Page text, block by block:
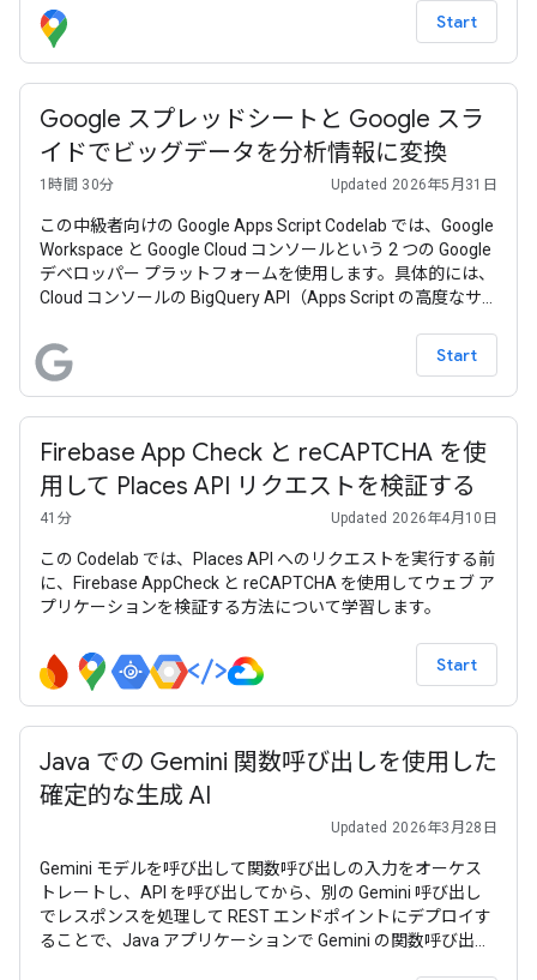
Start
Google スプレッドシートと Google スラ
イドでビッグデータを分析情報に変換
1時間 30分 Updated 2026年5月31日
この中級者向けの Google Apps Script Codelab では、Google
Workspace と Google Cloud コンソールという 2 つの Google
デベロッパー プラットフォームを使用します。具体的には、
Cloud コンソールの BigQuery API（Apps Script の高度なサ
（Google スプレッドシートと Google スライド）を使用しま
す。このサンプルアプリの目的は、ビッグデータ分析からス
ライド プレゼンテーションまで、最終的な作業をすべて（比
較的）短いコードで自動化できることをユーザーに示すこと
です。
Start
Firebase App Check と reCAPTCHA を使
用して Places API リクエストを検証する
41分 Updated 2026年4月10日
この Codelab では、Places API へのリクエストを実行する前
に、Firebase AppCheck と reCAPTCHA を使用してウェブ ア
プリケーションを検証する方法について学習します。
Start
Java での Gemini 関数呼び出しを使用した
確定的な生成 AI
Updated 2026年3月28日
Gemini モデルを呼び出して関数呼び出しの入力をオーケス
トレートし、API を呼び出してから、別の Gemini 呼び出し
でレスポンスを処理して REST エンドポイントにデプロイす
ることで、Java アプリケーションで Gemini の関数呼び出し